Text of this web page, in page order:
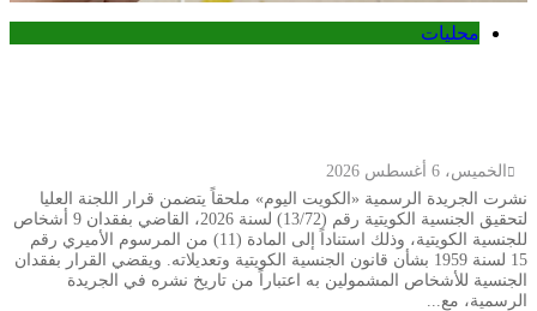
محليات
الخميس، 6 أغسطس 2026
نشرت الجريدة الرسمية «الكويت اليوم» ملحقاً يتضمن قرار اللجنة العليا
لتحقيق الجنسية الكويتية رقم (13/72) لسنة 2026، القاضي بفقدان 9 أشخاص
للجنسية الكويتية، وذلك استناداً إلى المادة (11) من المرسوم الأميري رقم
15 لسنة 1959 بشأن قانون الجنسية الكويتية وتعديلاته. ويقضي القرار بفقدان
الجنسية للأشخاص المشمولين به اعتباراً من تاريخ نشره في الجريدة
الرسمية، مع...